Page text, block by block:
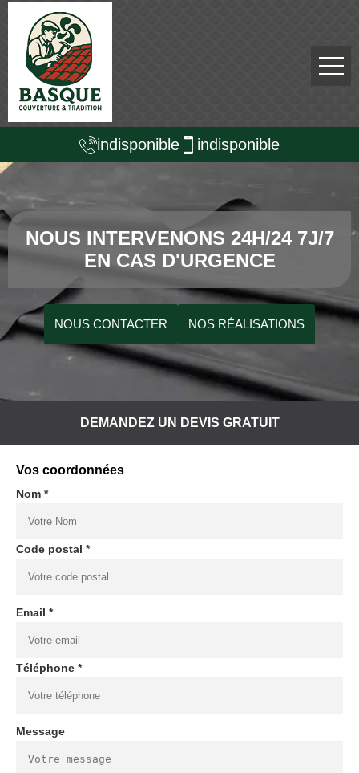
indisponible indisponible
NOUS INTERVENONS 24H/24 7J/7
EN CAS D'URGENCE
NOUS CONTACTER NOS RÉALISATIONS
DEMANDEZ UN DEVIS GRATUIT
Vos coordonnées
Nom *
Code postal *
Email *
Téléphone *
Message